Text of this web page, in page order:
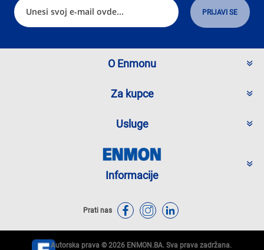
O Enmonu
Za kupce
Usluge
Informacije
Prati nas
Autorska prava © 2026 ENMON.BA. Sva prava zadržana.